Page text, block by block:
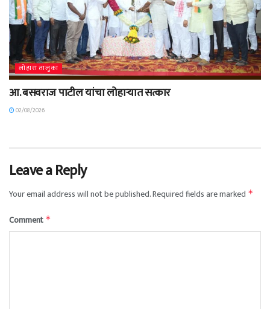
लोहारा तालुका
आ. बसवराज पाटील यांचा लोहाऱ्यात सत्कार
02/08/2026
Leave a Reply
Your email address will not be published.Required fields are marked *
Comment *